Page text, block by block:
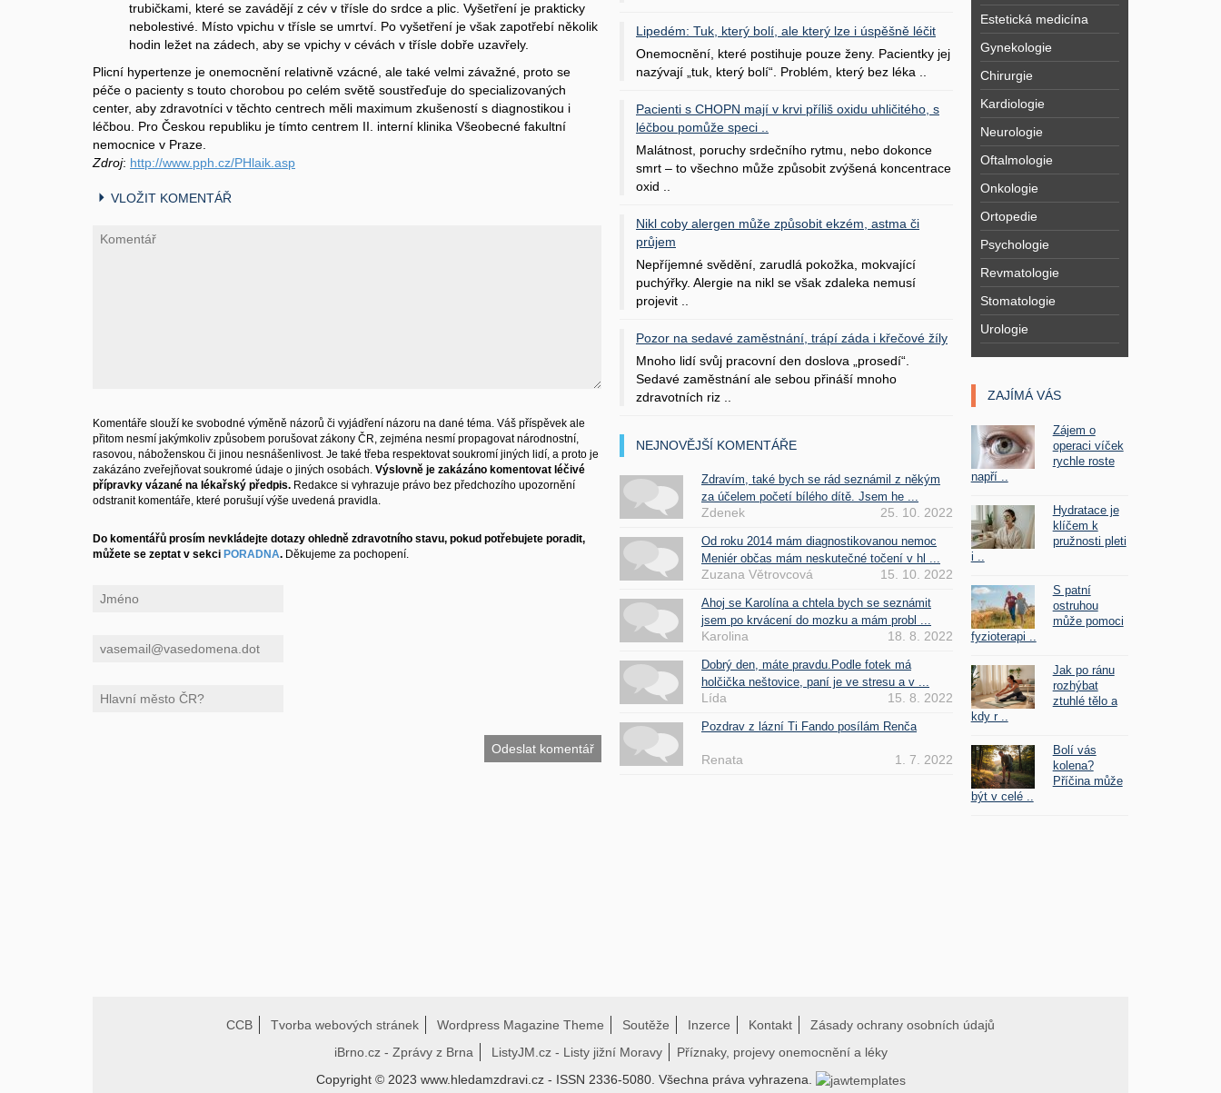
trubičkami, které se zavádějí z cév v třísle do srdce a plic. Vyšetření je prakticky
nebolestivé. Místo vpichu v třísle se umrtví. Po vyšetření je však zapotřebí několik
hodin ležet na zádech, aby se vpichy v cévách v třísle dobře uzavřely.
Plicní hypertenze je onemocnění relativně vzácné, ale také velmi závažné, proto se
péče o pacienty s touto chorobou po celém světě soustřeďuje do specializovaných
center, aby zdravotníci v těchto centrech měli maximum zkušeností s diagnostikou i
léčbou. Pro Českou republiku je tímto centrem II. interní klinika Všeobecné fakultní
nemocnice v Praze.
Zdroj: http://www.pph.cz/PHlaik.asp
VLOŽIT KOMENTÁŘ
Komentáře slouží ke svobodné výměně názorů či vyjádření názoru na dané téma. Váš příspěvek ale
přitom nesmí jakýmkoliv způsobem porušovat zákony ČR, zejména nesmí propagovat národnostní,
rasovou, náboženskou či jinou nesnášenlivost. Je také třeba respektovat soukromí jiných lidí, a proto je
zakázáno zveřejňovat soukromé údaje o jiných osobách. Výslovně je zakázáno komentovat léčivé
přípravky vázané na lékařský předpis. Redakce si vyhrazuje právo bez předchozího upozornění
odstranit komentáře, které porušují výše uvedená pravidla.
Do komentářů prosím nevkládejte dotazy ohledně zdravotního stavu, pokud potřebujete poradit,
můžete se zeptat v sekci PORADNA. Děkujeme za pochopení.
Lipedém: Tuk, který bolí, ale který lze i úspěšně léčit
Onemocnění, které postihuje pouze ženy. Pacientky jej
nazývají „tuk, který bolí“. Problém, který bez léka ..
Pacienti s CHOPN mají v krvi příliš oxidu uhličitého, s
léčbou pomůže speci ..
Malátnost, poruchy srdečního rytmu, nebo dokonce
smrt – to všechno může způsobit zvýšená koncentrace
oxid ..
Nikl coby alergen může způsobit ekzém, astma či
průjem
Nepříjemné svědění, zarudlá pokožka, mokvající
puchýřky. Alergie na nikl se však zdaleka nemusí
projevit ..
Pozor na sedavé zaměstnání, trápí záda i křečové žíly
Mnoho lidí svůj pracovní den doslova „prosedí“.
Sedavé zaměstnání ale sebou přináší mnoho
zdravotních riz ..
NEJNOVĚJŠÍ KOMENTÁŘE
Zdravím, také bych se rád seznámil z někým
za účelem početí bílého dítě. Jsem he ...
Zdenek 25. 10. 2022
Od roku 2014 mám diagnostikovanou nemoc
Meniér občas mám neskutečné točení v hl ...
Zuzana Větrovcová 15. 10. 2022
Ahoj se Karolína a chtela bych se seznámit
jsem po krvácení do mozku a mám probl ...
Karolina 18. 8. 2022
Dobrý den, máte pravdu.Podle fotek má
holčička neštovice, paní je ve stresu a v ...
Lída 15. 8. 2022
Pozdrav z lázní Ti Fando posílám Renča
Renata 1. 7. 2022
Estetická medicína
Gynekologie
Chirurgie
Kardiologie
Neurologie
Oftalmologie
Onkologie
Ortopedie
Psychologie
Revmatologie
Stomatologie
Urologie
ZAJÍMÁ VÁS
Zájem o
operaci víček
rychle roste
napří ..
Hydratace je
klíčem k
pružnosti pleti
i ..
S patní
ostruhou
může pomoci
fyzioterapi ..
Jak po ránu
rozhýbat
ztuhlé tělo a
kdy r ..
Bolí vás
kolena?
Příčina může
být v celé ..
CCB Tvorba webových stránek Wordpress Magazine Theme Soutěže Inzerce Kontakt
Zásady ochrany osobních údajů
iBrno.cz - Zprávy z Brna
ListyJM.cz - Listy jižní Moravy
Příznaky, projevy onemocnění a léky
Copyright © 2023 www.hledamzdravi.cz - ISSN 2336-5080. Všechna práva vyhrazena.